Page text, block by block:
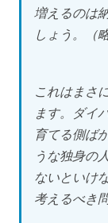
増えるのは
しょう。（略
これはまさ
ます。ダイ
育てる側ば
うな独身の
ないといけ
考えるべき